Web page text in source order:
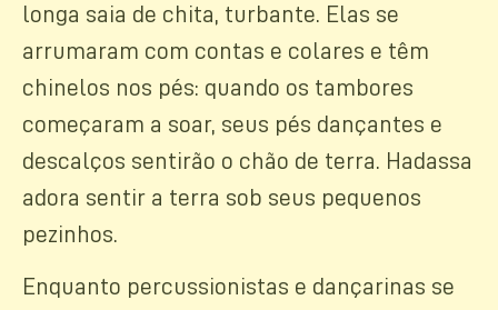
longa saia de chita, turbante. Elas se
arrumaram com contas e colares e têm
chinelos nos pés: quando os tambores
começaram a soar, seus pés dançantes e
descalços sentirão o chão de terra. Hadassa
adora sentir a terra sob seus pequenos
pezinhos.
Enquanto percussionistas e dançarinas se